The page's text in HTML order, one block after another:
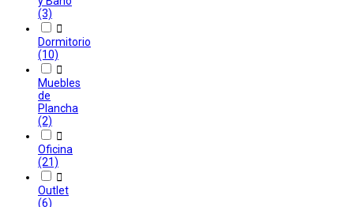
(3)

Dormitorio
(10)

Muebles
de
Plancha
(2)

Oficina
(21)

Outlet
(6)